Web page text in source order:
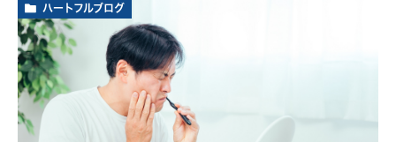
ハートフルブログ